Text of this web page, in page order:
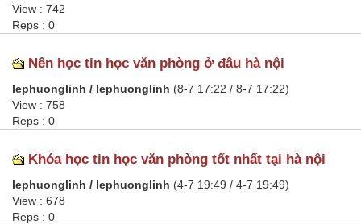
View : 742
Reps : 0
Nên học tin học văn phòng ở đâu hà nội
lephuonglinh / lephuonglinh (8-7 17:22 / 8-7 17:22)
View : 758
Reps : 0
Khóa học tin học văn phòng tốt nhất tại hà nội
lephuonglinh / lephuonglinh (4-7 19:49 / 4-7 19:49)
View : 678
Reps : 0